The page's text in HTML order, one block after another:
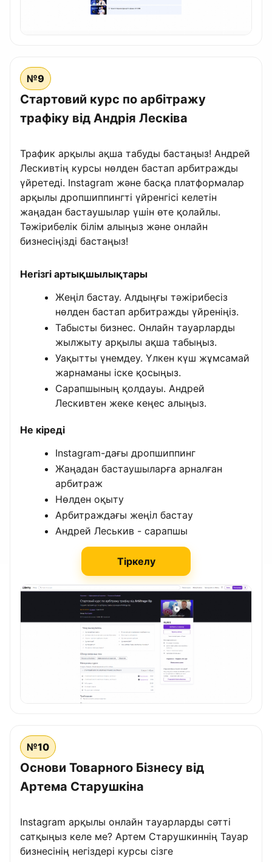
№9
Стартовий курс по арбітражу
трафіку від Андрія Лесківа
Трафик арқылы ақша табуды бастаңыз! Андрей
Лескивтің курсы нөлден бастап арбитражды
үйретеді. Instagram және басқа платформалар
арқылы дропшиппингті үйренгісі келетін
жаңадан бастаушылар үшін өте қолайлы.
Тәжірибелік білім алыңыз және онлайн
бизнесіңізді бастаңыз!
Негізгі артықшылықтары
Жеңіл бастау. Алдыңғы тәжірибесіз
нөлден бастап арбитражды үйреніңіз.
Табысты бизнес. Онлайн тауарларды
жылжыту арқылы ақша табыңыз.
Уақытты үнемдеу. Үлкен күш жұмсамай
жарнаманы іске қосыңыз.
Сарапшының қолдауы. Андрей
Лескивтен жеке кеңес алыңыз.
Не кіреді
Instagram-дағы дропшиппинг
Жаңадан бастаушыларға арналған
арбитраж
Нөлден оқыту
Арбитраждағы жеңіл бастау
Андрей Леськив - сарапшы
Тіркелу
№10
Основи Товарного Бізнесу від
Артема Старушкіна
Instagram арқылы онлайн тауарларды сәтті
сатқыңыз келе ме? Артем Старушкиннің Тауар
бизнесінің негіздері курсы сізге